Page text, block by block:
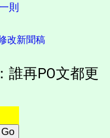
則
改新聞稿
誰再PO文都更